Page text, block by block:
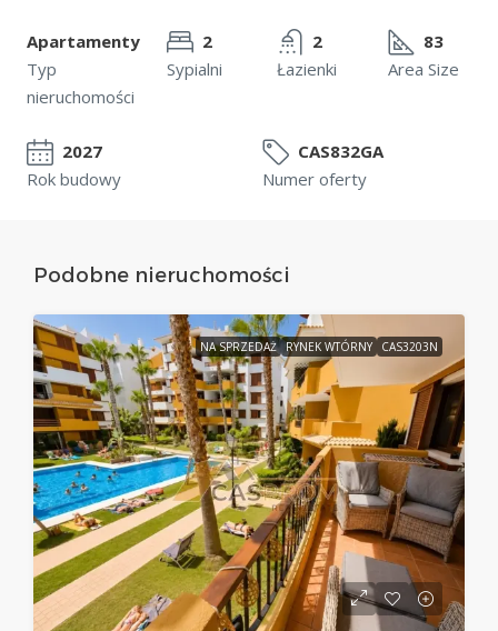
Apartamenty
Typ
nieruchomości
2
Sypialni
2
Łazienki
83
Area Size
2027
Rok budowy
CAS832GA
Numer oferty
Podobne nieruchomości
NA SPRZEDAŻ RYNEK WTÓRNY CAS3203N